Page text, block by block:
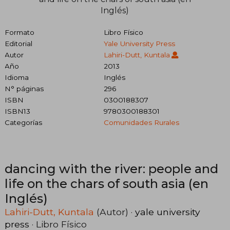
Formato
Libro Físico
Editorial
Yale University Press
Autor
Lahiri-Dutt, Kuntala
Año
2013
Idioma
Inglés
N° páginas
296
ISBN
0300188307
ISBN13
9780300188301
Categorías
Comunidades Rurales
dancing with the river: people and
life on the chars of south asia (en
Inglés)
Lahiri-Dutt, Kuntala (Autor) · yale university
press · Libro Físico